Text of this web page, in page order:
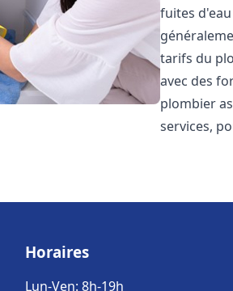
fuites
tarifs du
avec des
plombier
services,
Horaires
Lun-Ven: 8h-19h